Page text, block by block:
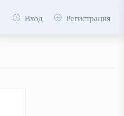
Вход Регистрация